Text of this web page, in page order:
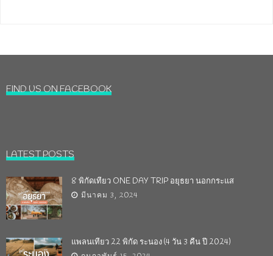
FIND US ON FACEBOOK
LATEST POSTS
8 พิกัดเที่ยว ONE DAY TRIP อยุธยา นอกกระแส
มีนาคม 3, 2024
แพลนเที่ยว 22 พิกัด ระนอง (4 วัน 3 คืน ปี 2024)